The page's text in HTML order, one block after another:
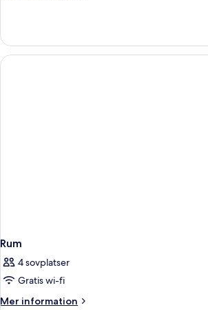
Rum
4 sovplatser
Gratis wi-fi
Mer information
Mer